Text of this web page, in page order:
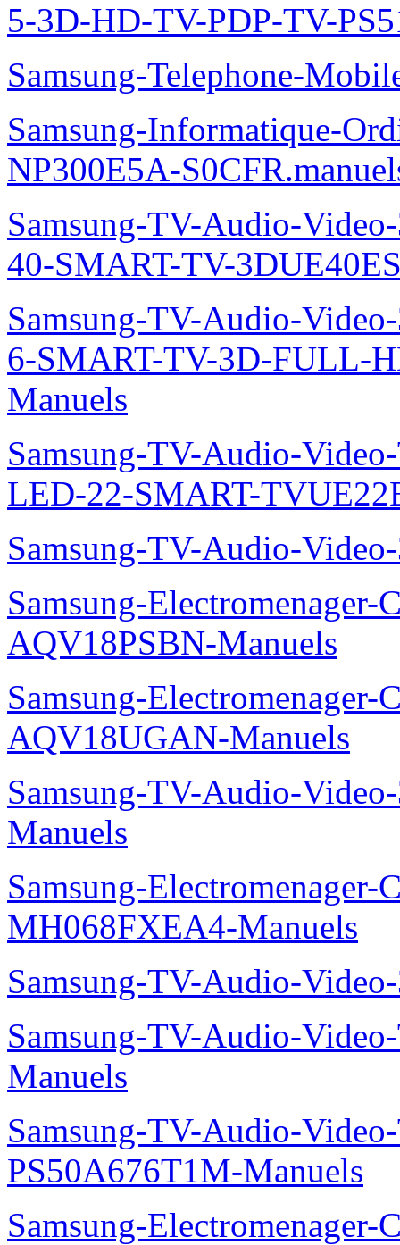
5-3D-HD-TV-PDP-TV-
Samsung-Telephone-
Samsung-Informatique-
NP300E5A-
Samsung-TV-Audio-
40-SMART-TV-
Samsung-TV-Audio-
6-SMART-TV-3D-FULL-
Manuels
Samsung-TV-Audio-
LED-22-SMART-
Samsung-TV-Audio-
Samsung-Electromenager-
AQV18PSBN-Manuels
Samsung-Electromenager-
AQV18UGAN-Manuels
Samsung-TV-Audio-
Manuels
Samsung-Electromenager-
MH068FXEA4-Manuels
Samsung-TV-Audio-
Samsung-TV-Audio-
Manuels
Samsung-TV-Audio-
PS50A676T1M-Manuels
Samsung-Electromenager-